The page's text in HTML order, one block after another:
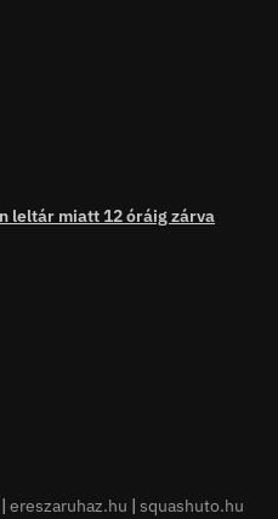
leltár miatt 12 óráig zárva
| ereszaruhaz.hu | squashuto.hu